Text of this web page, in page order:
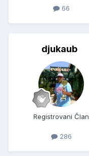
66
djukaub
Registrovani Član
286